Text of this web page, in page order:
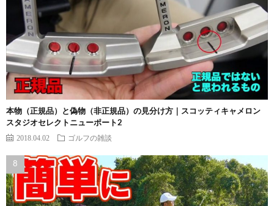
本物（正規品）と偽物（非正規品）の見分け方｜スコッティキャメロン
スタジオセレクトニューポート2
2018.04.02 ゴルフの雑談